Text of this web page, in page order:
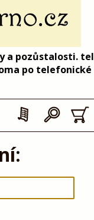
a pozůstalosti. tel
po telefonické